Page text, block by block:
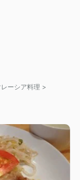
レーシア料理 >